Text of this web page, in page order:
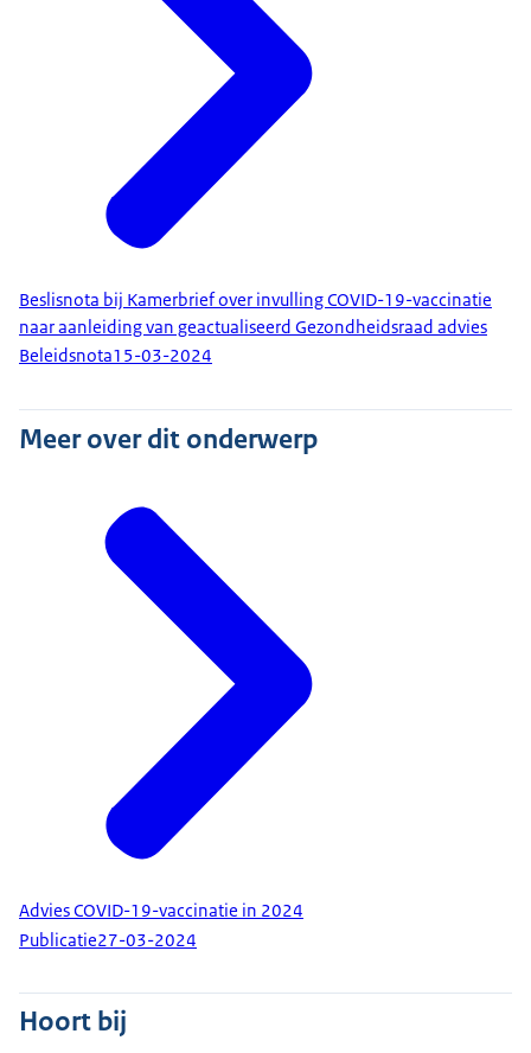
Beslisnota bij Kamerbrief over invulling COVID-19-vaccinatie
naar aanleiding van geactualiseerd Gezondheidsraad advies
Beleidsnota15-03-2024
Meer over dit onderwerp
Advies COVID-19-vaccinatie in 2024
Publicatie27-03-2024
Hoort bij